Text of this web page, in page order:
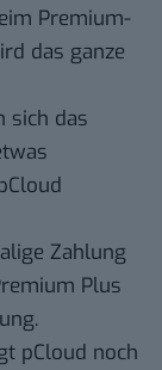
Premium-
das ganze
sich das
Zahlung
Plus
pCloud noch